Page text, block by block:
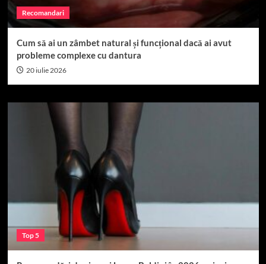
Recomandari
Cum să ai un zâmbet natural și funcțional dacă ai avut
probleme complexe cu dantura
20 iulie 2026
Top 5